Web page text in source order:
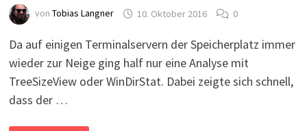
von Tobias Langner 10. Oktober 2016 0
Da auf einigen Terminalservern der Speicherplatz immer
wieder zur Neige ging half nur eine Analyse mit
TreeSizeView oder WinDirStat. Dabei zeigte sich schnell,
dass der …